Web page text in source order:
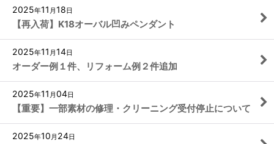
2025年11 月18日
【再入荷】K18オーバル凹みペンダント
2025年11 月14日
オーダー例１件、リフォーム例２件追加
2025年11 月04日
【重要】一部素材の修理・クリーニング受付停止について
2025年10 月 24日